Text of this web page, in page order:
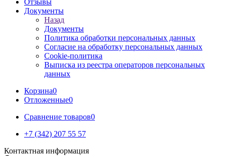
Отзывы
Документы
Назад
Документы
Политика обработки персональных данных
Согласие на обработку персональных данных
Cookie-политика
Выписка из реестра операторов персональных
данных
Корзина0
Отложенные0
Сравнение товаров0
+7 (342) 207 55 57
Контактная информация